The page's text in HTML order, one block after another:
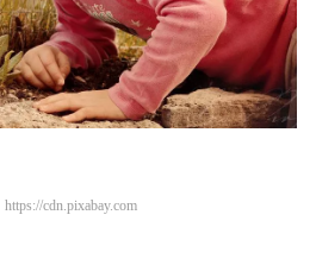
https://cdn.pixabay.com